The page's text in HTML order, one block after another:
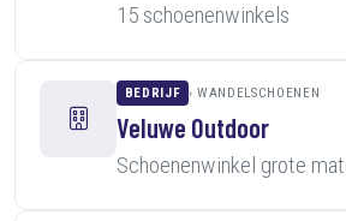
15 schoenenwinkels
BEDRIJF WANDELSCHOENEN
Veluwe Outdoor
Schoenenwinkel grote